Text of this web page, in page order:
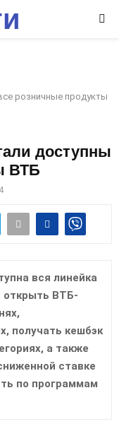
розничные продукты
доступны
ВТБ
вся линейка
открыть ВТБ-
получать кешбэк
а также
ставке
по программам